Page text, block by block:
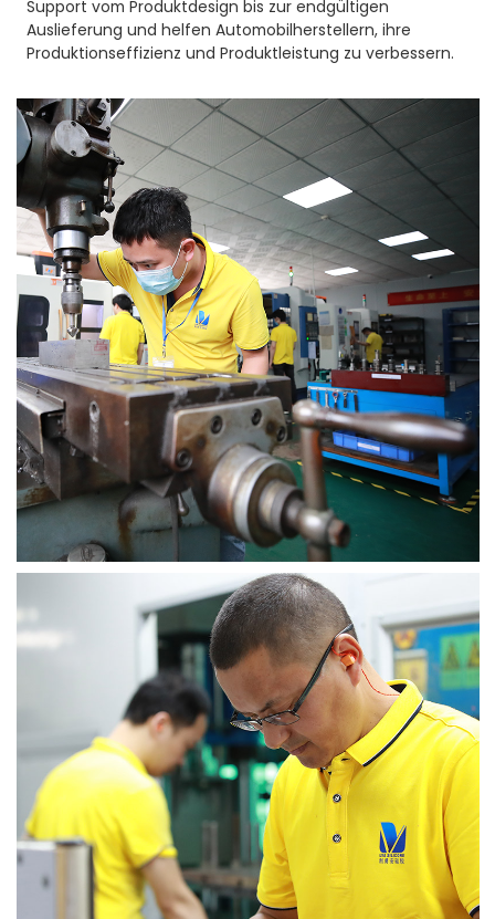
Support vom Produktdesign bis zur endgültigen
Auslieferung und helfen Automobilherstellern, ihre
Produktionseffizienz und Produktleistung zu verbessern.